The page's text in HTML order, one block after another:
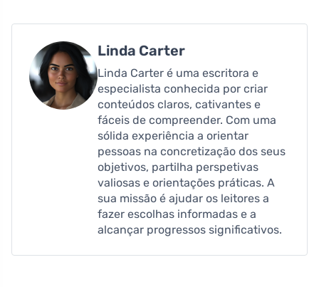
Linda Carter
Linda Carter é uma escritora e
especialista conhecida por criar
conteúdos claros, cativantes e
fáceis de compreender. Com uma
sólida experiência a orientar
pessoas na concretização dos seus
objetivos, partilha perspetivas
valiosas e orientações práticas. A
sua missão é ajudar os leitores a
fazer escolhas informadas e a
alcançar progressos significativos.